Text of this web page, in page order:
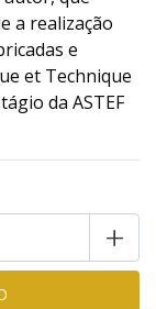
a realização
e
et Technique
da ASTEF
+